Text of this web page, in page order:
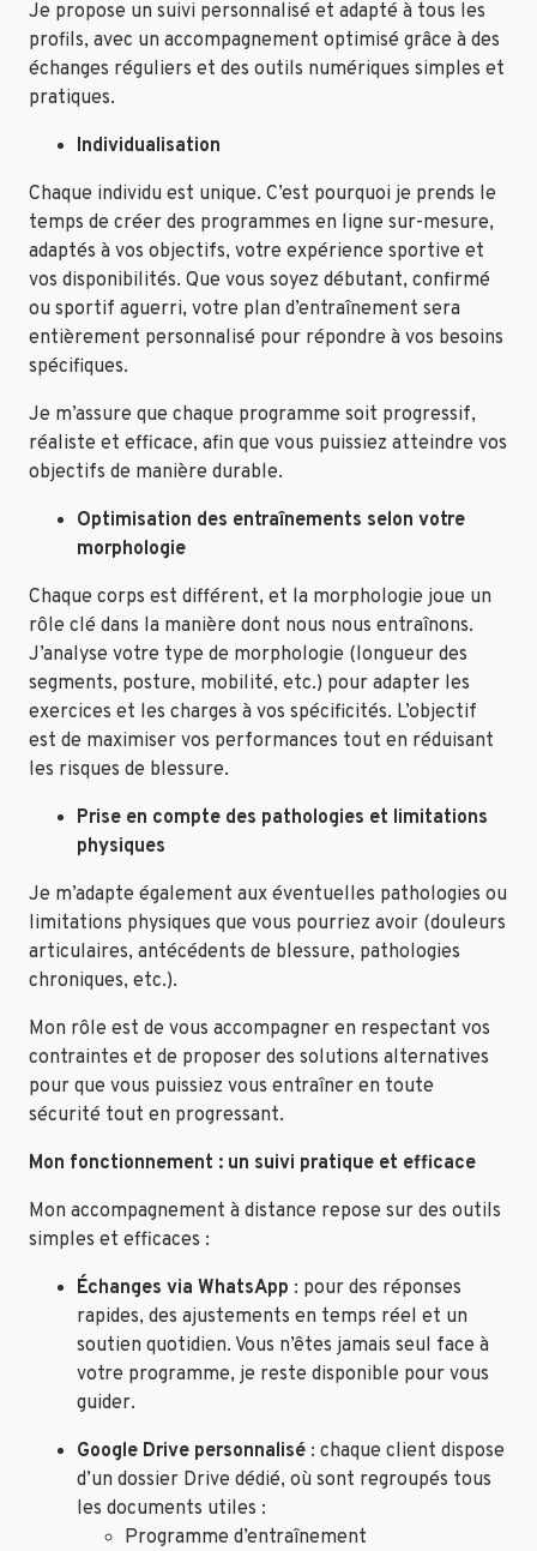
Je propose un suivi personnalisé et adapté à tous les
profils, avec un accompagnement optimisé grâce à des
échanges réguliers et des outils numériques simples et
pratiques.
Individualisation
Chaque individu est unique. C’est pourquoi je prends le
temps de créer des programmes en ligne sur-mesure,
adaptés à vos objectifs, votre expérience sportive et
vos disponibilités. Que vous soyez débutant, confirmé
ou sportif aguerri, votre plan d’entraînement sera
entièrement personnalisé pour répondre à vos besoins
spécifiques.
Je m’assure que chaque programme soit progressif,
réaliste et efficace, afin que vous puissiez atteindre vos
objectifs de manière durable.
Optimisation des entraînements selon votre
morphologie
Chaque corps est différent, et la morphologie joue un
rôle clé dans la manière dont nous nous entraînons.
J’analyse votre type de morphologie (longueur des
segments, posture, mobilité, etc.) pour adapter les
exercices et les charges à vos spécificités. L’objectif
est de maximiser vos performances tout en réduisant
les risques de blessure.
Prise en compte des pathologies et limitations
physiques
Je m’adapte également aux éventuelles pathologies ou
limitations physiques que vous pourriez avoir (douleurs
articulaires, antécédents de blessure, pathologies
chroniques, etc.).
Mon rôle est de vous accompagner en respectant vos
contraintes et de proposer des solutions alternatives
pour que vous puissiez vous entraîner en toute
sécurité tout en progressant.
Mon fonctionnement : un suivi pratique et efficace
Mon accompagnement à distance repose sur des outils
simples et efficaces :
Échanges via WhatsApp : pour des réponses
rapides, des ajustements en temps réel et un
soutien quotidien. Vous n’êtes jamais seul face à
votre programme, je reste disponible pour vous
guider.
Google Drive personnalisé : chaque client dispose
d’un dossier Drive dédié, où sont regroupés tous
les documents utiles :
Programme d’entraînement